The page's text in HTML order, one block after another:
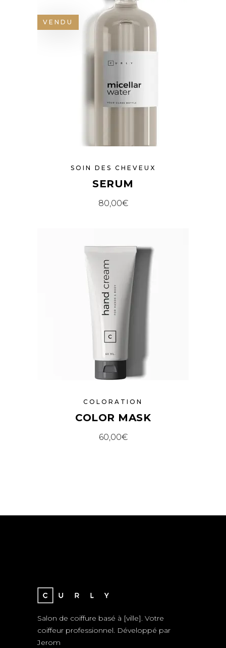
VENDU
SOIN DES CHEVEUX
SERUM
80,00€
COLORATION
COLOR MASK
60,00€
Salon de coiffure basé à [ville]. Votre
coiffeur professionnel. Développé par
Jerom